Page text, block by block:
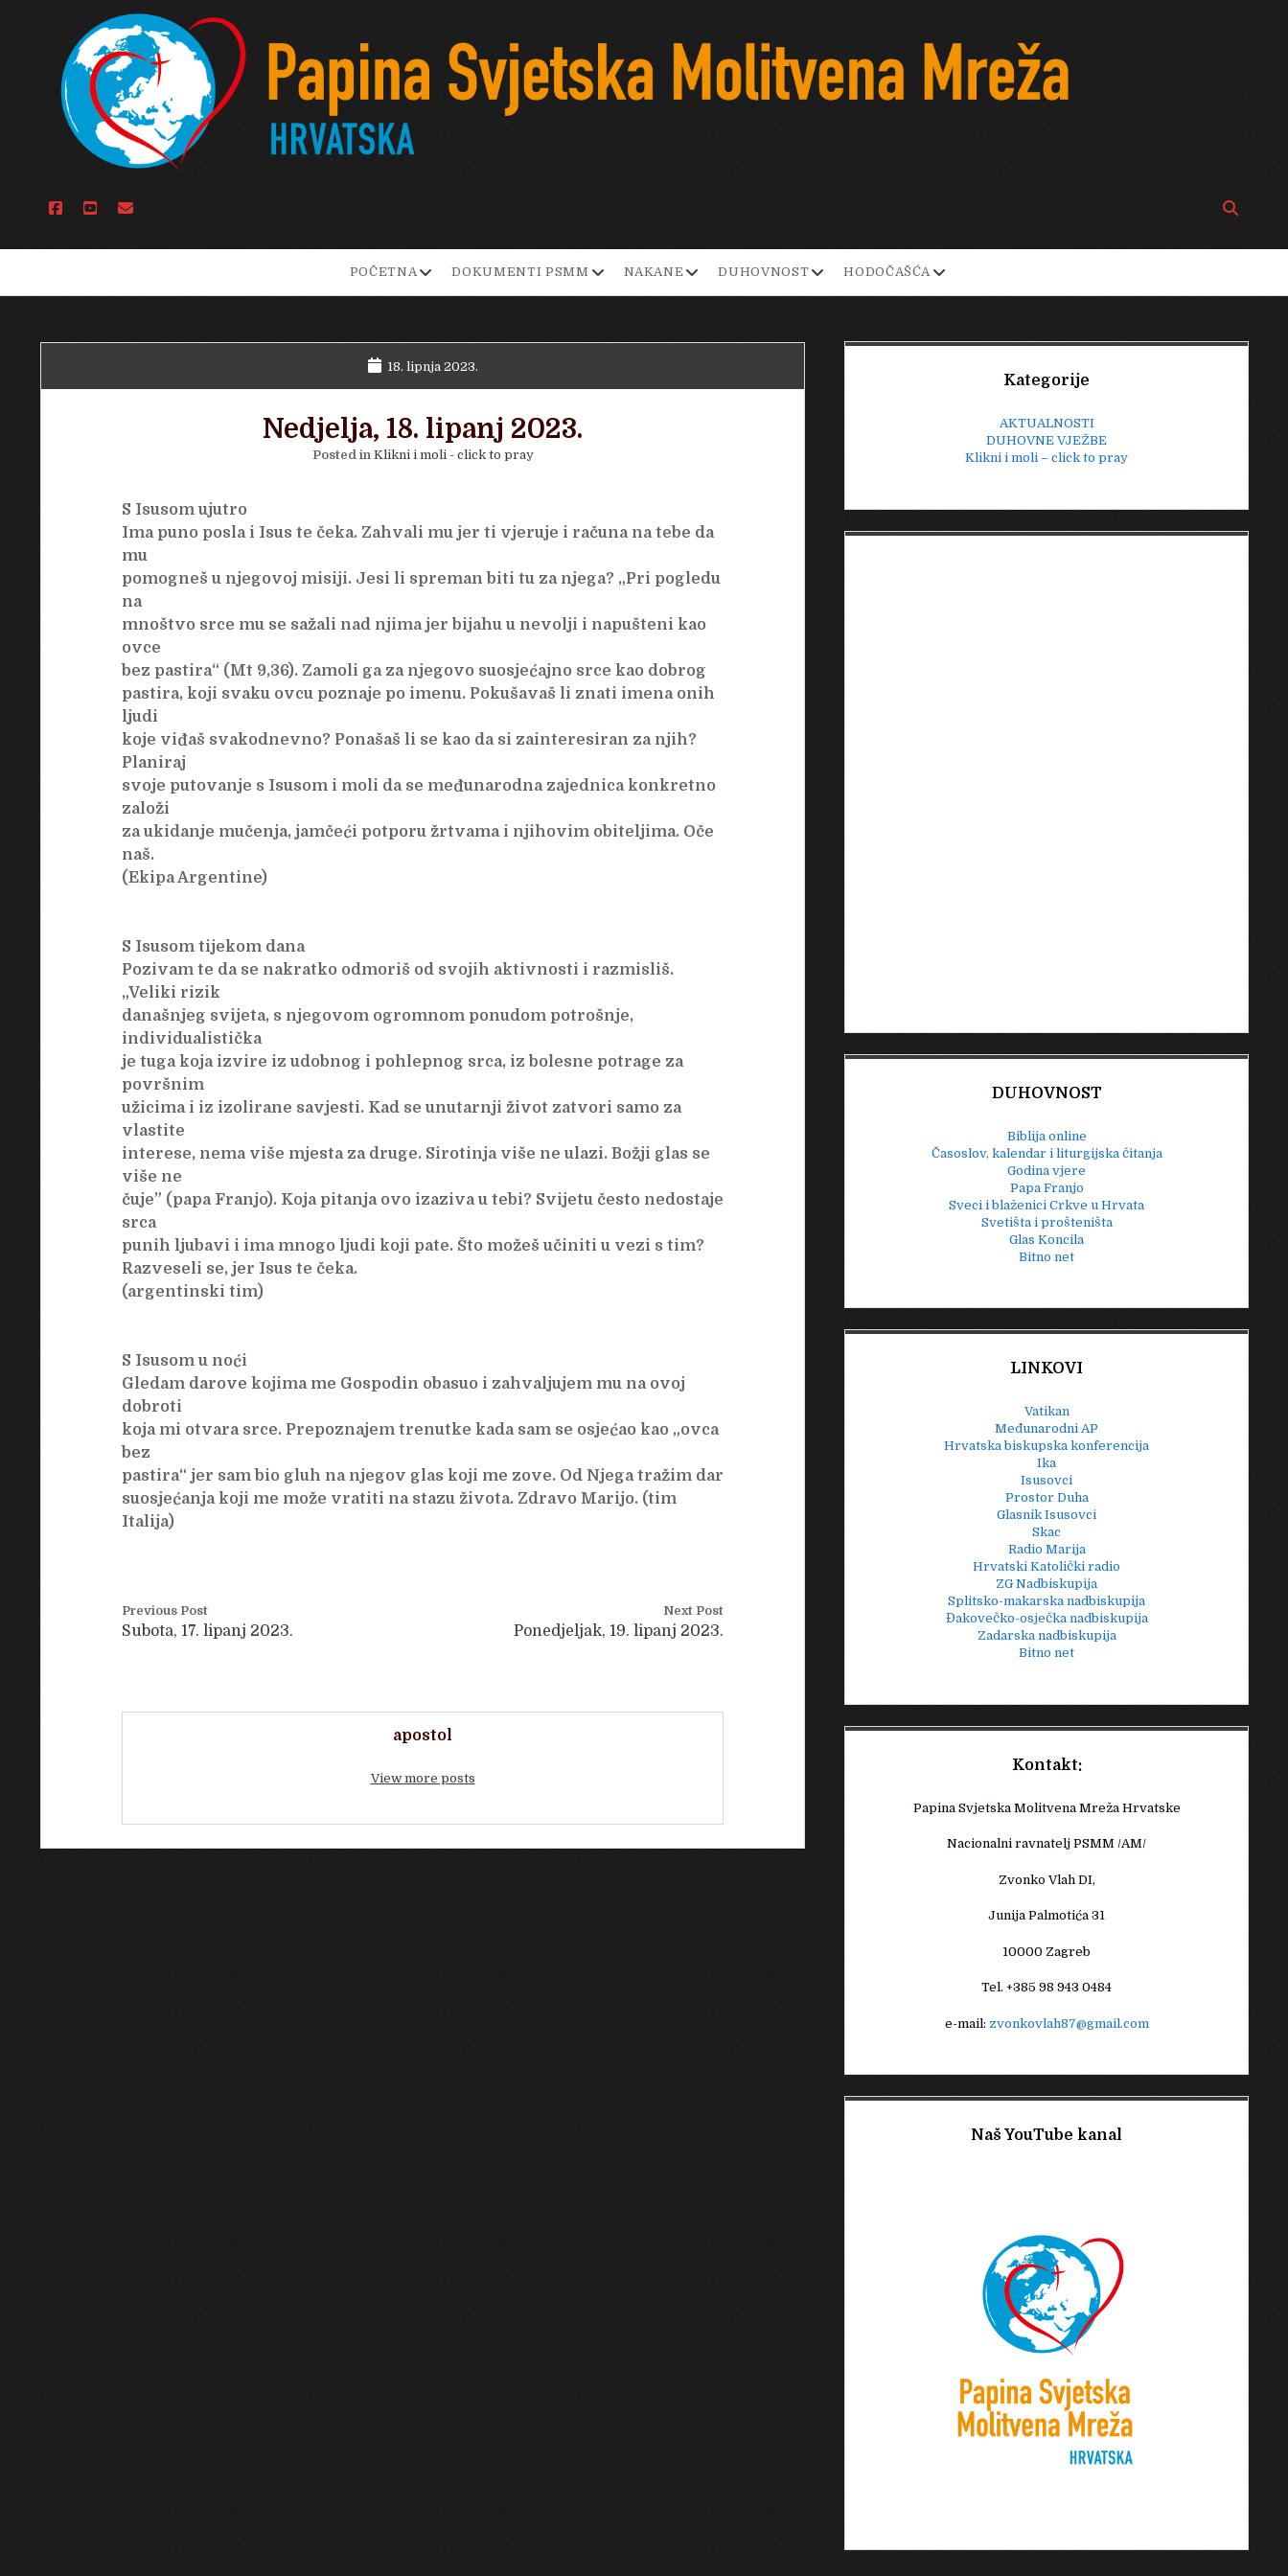
facebook
youtubeemail
Open
bar
POČETNAopen
menu
DOKUMENTI PSMM open
menu
NAKANE open
menu
DUHOVNOST open
menu
HODOČAŠĆA open
menu
18. lipnja 2023.
Nedjelja, 18. lipanj 2023.
Posted in Klikni i moli - click to pray
S Isusom ujutro
Ima puno posla i Isus te čeka. Zahvali mu jer ti vjeruje i računa na tebe da
mu
pomogneš u njegovoj misiji. Jesi li spreman biti tu za njega? „Pri pogledu
na
mnoštvo srce mu se sažali nad njima jer bijahu u nevolji i napušteni kao
ovce
bez pastira“ (Mt 9,36). Zamoli ga za njegovo suosjećajno srce kao dobrog
pastira, koji svaku ovcu poznaje po imenu. Pokušavaš li znati imena onih
ljudi
koje viđaš svakodnevno? Ponašaš li se kao da si zainteresiran za njih?
Planiraj
svoje putovanje s Isusom i moli da se međunarodna zajednica konkretno
založi
za ukidanje mučenja, jamčeći potporu žrtvama i njihovim obiteljima. Oče
naš.
(Ekipa Argentine)
S Isusom tijekom dana
Pozivam te da se nakratko odmoriš od svojih aktivnosti i razmisliš.
„Veliki rizik
današnjeg svijeta, s njegovom ogromnom ponudom potrošnje,
individualistička
je tuga koja izvire iz udobnog i pohlepnog srca, iz bolesne potrage za
površnim
užicima i iz izolirane savjesti. Kad se unutarnji život zatvori samo za
vlastite
interese, nema više mjesta za druge. Sirotinja više ne ulazi. Božji glas se
više ne
čuje” (papa Franjo). Koja pitanja ovo izaziva u tebi? Svijetu često nedostaje
srca
punih ljubavi i ima mnogo ljudi koji pate. Što možeš učiniti u vezi s tim?
Razveseli se, jer Isus te čeka.
(argentinski tim)
S Isusom u noći
Gledam darove kojima me Gospodin obasuo i zahvaljujem mu na ovoj
dobroti
koja mi otvara srce. Prepoznajem trenutke kada sam se osjećao kao „ovca
bez
pastira“ jer sam bio gluh na njegov glas koji me zove. Od Njega tražim dar
suosjećanja koji me može vratiti na stazu života. Zdravo Marijo. (tim
Italija)
Previous Post
Subota, 17. lipanj 2023.
Next Post
Ponedjeljak, 19. lipanj 2023.
apostol
View more posts
Sidebar
Kategorije
AKTUALNOSTI
DUHOVNE VJEŽBE
Klikni i moli – click to pray
DUHOVNOST
Biblija online
Časoslov, kalendar i liturgijska čitanja
Godina vjere
Papa Franjo
Sveci i blaženici Crkve u Hrvata
Svetišta i prošteništa
Glas Koncila
Bitno net
LINKOVI
Vatikan
Međunarodni AP
Hrvatska biskupska konferencija
Ika
Isusovci
Prostor Duha
Glasnik Isusovci
Skac
Radio Marija
Hrvatski Katolički radio
ZG Nadbiskupija
Splitsko-makarska nadbiskupija
Đakovečko-osječka nadbiskupija
Zadarska nadbiskupija
Bitno net
Kontakt:
Papina Svjetska Molitvena Mreža Hrvatske
Nacionalni ravnatelj PSMM /AM/
Zvonko Vlah DI,
Junija Palmotića 31
10000 Zagreb
Tel. +385 98 943 0484
e-mail: zvonkovlah87@gmail.com
Naš YouTube kanal